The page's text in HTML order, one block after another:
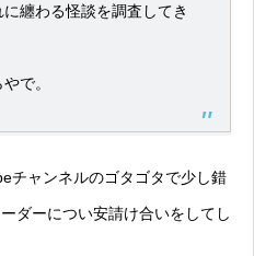
纏わる怪談を調査してき
で。
チャンネルのゴタゴタで少し錯
ダーについ安請け合いをしてし